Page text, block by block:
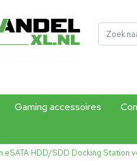
Gaming accessoires
eSATA HDD/SDD Docking Station